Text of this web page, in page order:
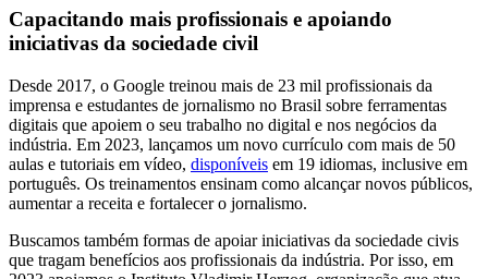
Capacitando mais profissionais e apoiando
iniciativas da sociedade civil
Desde 2017, o Google treinou mais de 23 mil profissionais da
imprensa e estudantes de jornalismo no Brasil sobre ferramentas
digitais que apoiem o seu trabalho no digital e nos negócios da
indústria. Em 2023, lançamos um novo currículo com mais de 50
aulas e tutoriais em vídeo, disponíveis em 19 idiomas, inclusive em
português. Os treinamentos ensinam como alcançar novos públicos,
aumentar a receita e fortalecer o jornalismo.
Buscamos também formas de apoiar iniciativas da sociedade civis
que tragam benefícios aos profissionais da indústria. Por isso, em